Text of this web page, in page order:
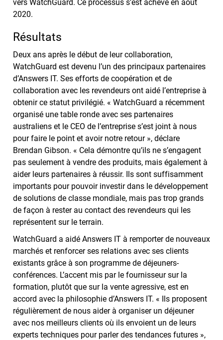
vers WatchGuard. Ce processus s’est achevé en août
2020.
Résultats
Deux ans après le début de leur collaboration,
WatchGuard est devenu l’un des principaux partenaires
d’Answers IT. Ses efforts de coopération et de
collaboration avec les revendeurs ont aidé l’entreprise à
obtenir ce statut privilégié. « WatchGuard a récemment
organisé une table ronde avec ses partenaires
australiens et le CEO de l’entreprise s’est joint à nous
pour faire le point et avoir notre retour », déclare
Brendan Gibson. « Cela démontre qu’ils ne s’engagent
pas seulement à vendre des produits, mais également à
aider leurs partenaires à réussir. Ils sont suffisamment
importants pour pouvoir investir dans le développement
de solutions de classe mondiale, mais pas trop grands
de façon à rester au contact des revendeurs qui les
représentent sur le terrain.
WatchGuard a aidé Answers IT à remporter de nouveaux
marchés et renforcer ses relations avec ses clients
existants grâce à son programme de déjeuners-
conférences. L’accent mis par le fournisseur sur la
formation, plutôt que sur la vente agressive, est en
accord avec la philosophie d’Answers IT. « Ils proposent
régulièrement de nous aider à organiser un déjeuner
avec nos meilleurs clients où ils envoient un de leurs
experts techniques pour parler des tendances futures »,